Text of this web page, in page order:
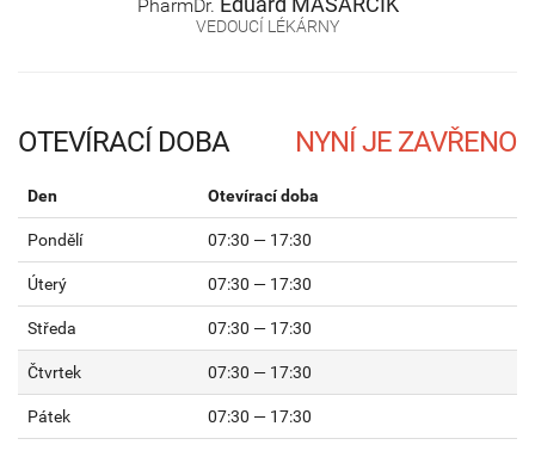
PharmDr.
VEDOUCÍ LÉKÁRNY
OTEVÍRACÍ DOBA
Den Otevírací doba
Pondělí 07:30 — 17:30
Úterý 07:30 — 17:30
Středa 07:30 — 17:30
Čtvrtek 07:30 — 17:30
Pátek 07:30 — 17:30